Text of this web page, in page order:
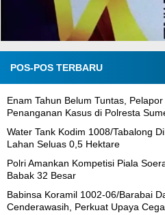
POS-POS TERBARU
Enam Tahun Belum Tuntas,
Penanganan Kasus di Polresta
Water Tank Kodim 1008/Tabalong
Lahan Seluas 0,5 Hektare
Polri Amankan Kompetisi Piala
Babak 32 Besar
Babinsa Koramil 1002-06/Barabai
Cenderawasih, Perkuat Upaya